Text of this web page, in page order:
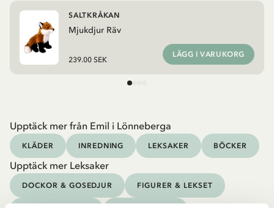
Mjukdjur Räv
SALTKRÅKAN
239.00 SEK
LÄGG I VARUKORG
Upptäck mer från Emil i Lönneberga
KLÄDER INREDNING LEKSAKER BÖCKER
Upptäck mer Leksaker
DOCKOR & GOSEDJUR FIGURER & LEKSET